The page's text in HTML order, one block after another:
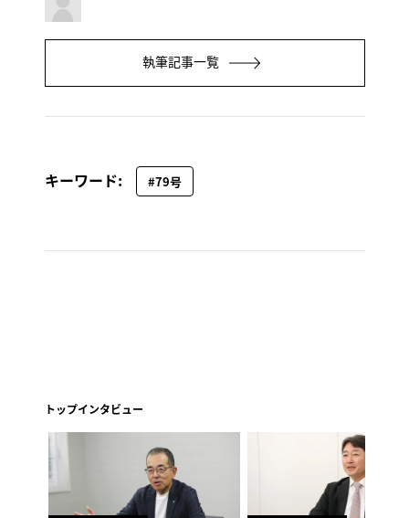
執筆記事一覧
キーワード: #79号
トップインタビュー